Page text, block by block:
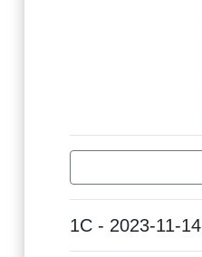
1C - 2023-11-14